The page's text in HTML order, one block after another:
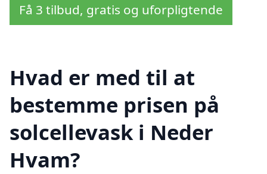
Få 3 tilbud, gratis og uforpligtende
Hvad er med til at
bestemme prisen på
solcellevask i Neder
Hvam?